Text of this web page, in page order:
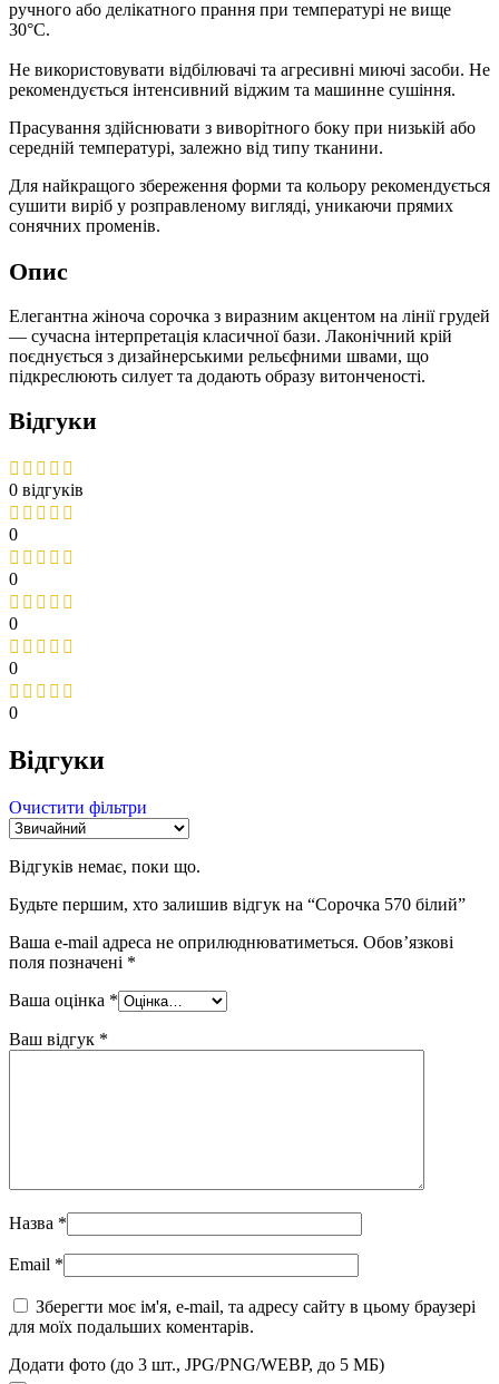
ручного або делікатного прання при температурі не вище
30°C.
Не використовувати відбілювачі та агресивні миючі засоби. Не
рекомендується інтенсивний віджим та машинне сушіння.
Прасування здійснювати з виворітного боку при низькій або
середній температурі, залежно від типу тканини.
Для найкращого збереження форми та кольору рекомендується
сушити виріб у розправленому вигляді, уникаючи прямих
сонячних променів.
Опис
Елегантна жіноча сорочка з виразним акцентом на лінії грудей
— сучасна інтерпретація класичної бази. Лаконічний крій
поєднується з дизайнерськими рельєфними швами, що
підкреслюють силует та додають образу витонченості.
Відгуки
0 відгуків
0
0
0
0
0
Відгуки
Очистити фільтри
Відгуків немає, поки що.
Будьте першим, хто залишив відгук на “Сорочка 570 білий”
Ваша e-mail адреса не оприлюднюватиметься. Обов’язкові
поля позначені *
Ваша оцінка *
Ваш відгук *
Назва *
Email *
Зберегти моє ім'я, e-mail, та адресу сайту в цьому браузері
для моїх подальших коментарів.
Додати фото (до 3 шт., JPG/PNG/WEBP, до 5 МБ)